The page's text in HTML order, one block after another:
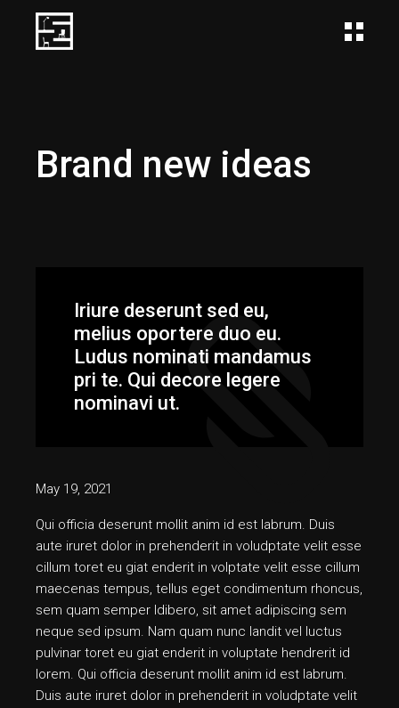
Brand new ideas
Iriure deserunt sed eu,
melius oportere duo eu.
Ludus nominati mandamus
pri te. Qui decore legere
nominavi ut.
May 19, 2021
Qui officia deserunt mollit anim id est labrum. Duis
aute iruret dolor in prehenderit in voludptate velit esse
cillum toret eu giat enderit in volptate velit esse cillum
maecenas tempus, tellus eget condimentum rhoncus,
sem quam semper ldibero, sit amet adipiscing sem
neque sed ipsum. Nam quam nunc landit vel luctus
pulvinar toret eu giat enderit in voluptate hendrerit id
lorem. Qui officia deserunt mollit anim id est labrum.
Duis aute iruret dolor in prehenderit in voludptate velit